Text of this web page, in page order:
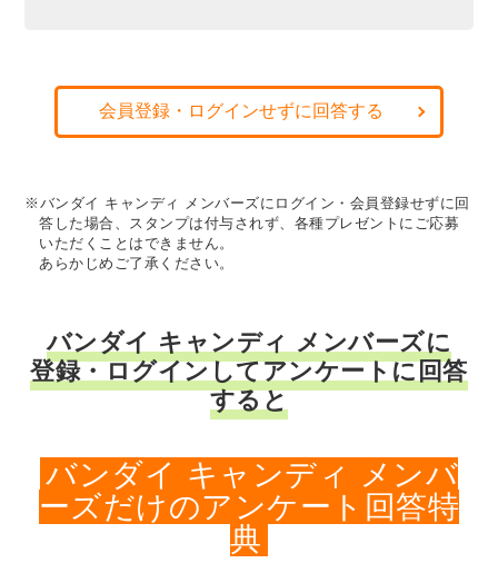
会員登録・ログインせずに回答する
※バンダイ キャンディ メンバーズにログイン・会員登録せずに回
答した場合、スタンプは付与されず、各種プレゼントにご応募
いただくことはできません。
あらかじめご了承ください。
バンダイ キャンディ メンバーズに
登録・ログインしてアンケートに回答
すると
バンダイ キャンディ メンバ
ーズだけのアンケート回答特
典